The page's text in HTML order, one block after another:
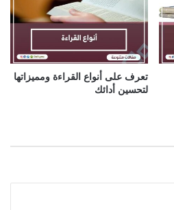
تعرف على أنواع القراءة ومميزاتها
لتحسين أدائك